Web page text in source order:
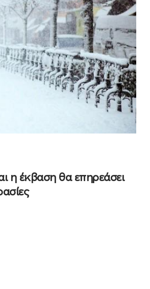
η έκβαση θα επηρεάσει